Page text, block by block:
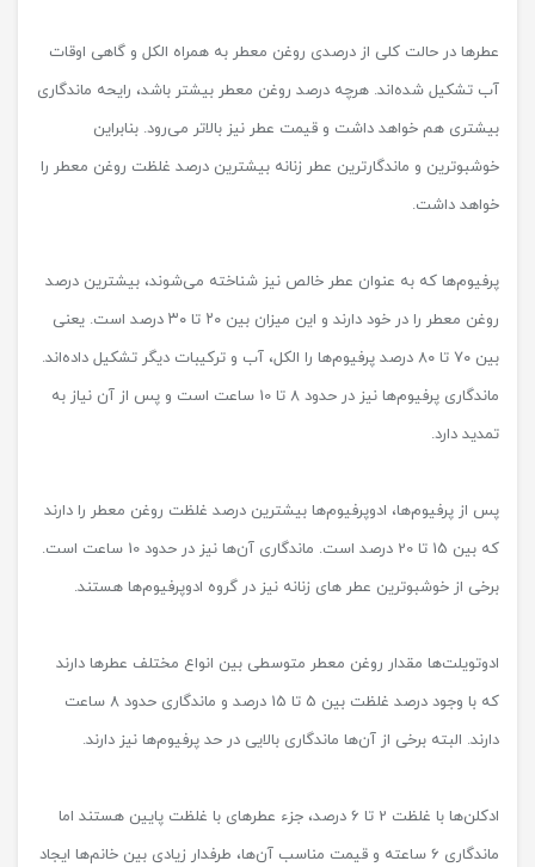
عطرها در حالت کلی از درصدی روغن معطر به همراه الکل و گاهی اوقات
آب تشکیل شده‌اند. هرچه درصد روغن معطر بیشتر باشد، رایحه ماندگاری
بیشتری هم خواهد داشت و قیمت عطر نیز بالاتر می‌رود. بنابراین
خوشبوترین و ماندگارترین عطر زنانه بیشترین درصد غلظت روغن معطر را
خواهد داشت.
پرفیوم‌ها که به عنوان عطر خالص نیز شناخته می‌شوند، بیشترین درصد
روغن معطر را در خود دارند و این میزان بین ۲۰ تا ۳۰ درصد است. یعنی
بین ۷۰ تا ۸۰ درصد پرفیوم‌ها را الکل، آب و ترکیبات دیگر تشکیل داده‌اند.
ماندگاری پرفیوم‌ها نیز در حدود 8 تا 10 ساعت است و پس از آن نیاز به
تمدید دارد.
پس از پرفیوم‌ها، ادوپرفیوم‌ها بیشترین درصد غلظت روغن معطر را دارند
که بین 15 تا 20 درصد است. ماندگاری آن‌ها نیز در حدود 10 ساعت است.
برخی از خوشبوترین عطر های زنانه نیز در گروه ادوپرفیوم‌ها هستند.
ادوتویلت‌ها مقدار روغن معطر متوسطی بین انواع مختلف عطرها دارند
که با وجود درصد غلظت بین 5 تا 15 درصد و ماندگاری حدود 8 ساعت
دارند. البته برخی از آن‌ها ماندگاری بالایی در حد پرفیوم‌ها نیز دارند.
ادکلن‌ها با غلظت 2 تا 6 درصد، جزء عطرهای با غلظت پایین هستند اما
ماندگاری 6 ساعته و قیمت مناسب آن‌ها، طرفدار زیادی بین خانم‌ها ایجاد